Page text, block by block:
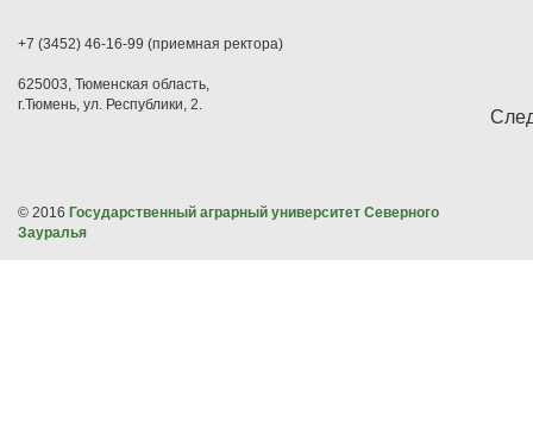
+7 (3452) 46-16-99 (приемная ректора)
625003, Тюменская область,
г.Тюмень, ул. Республики, 2.
© 2016 Государственный аграрный университет Северного
Зауралья